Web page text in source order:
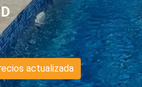
actualizada